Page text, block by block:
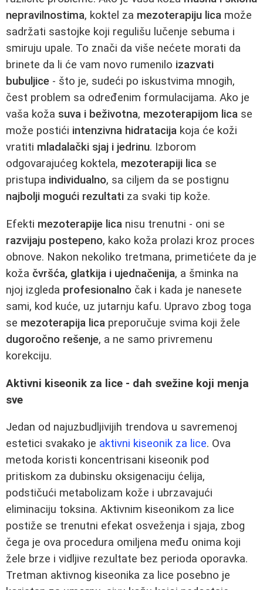
nepravilnostima, koktel za mezoterapiju lica može
sadržati sastojke koji regulišu lučenje sebuma i
smiruju upale. To znači da više nećete morati da
brinete da li će vam novo rumenilo izazvati
bubuljice - što je, sudeći po iskustvima mnogih,
čest problem sa određenim formulacijama. Ako je
vaša koža suva i beživotna, mezoterapijom lica se
može postići intenzivna hidratacija koja će koži
vratiti mladalački sjaj i jedrinu. Izborom
odgovarajućeg koktela, mezoterapiji lica se
pristupa individualno, sa ciljem da se postignu
najbolji mogući rezultati za svaki tip kože.
Efekti mezoterapije lica nisu trenutni - oni se
razvijaju postepeno, kako koža prolazi kroz proces
obnove. Nakon nekoliko tretmana, primetićete da je
koža čvršća, glatkija i ujednačenija, a šminka na
njoj izgleda profesionalno čak i kada je nanesete
sami, kod kuće, uz jutarnju kafu. Upravo zbog toga
se mezoterapija lica preporučuje svima koji žele
dugoročno rešenje, a ne samo privremenu
korekciju.
Aktivni kiseonik za lice - dah svežine koji menja
sve
Jedan od najuzbudljivijih trendova u savremenoj
estetici svakako je aktivni kiseonik za lice. Ova
metoda koristi koncentrisani kiseonik pod
pritiskom za dubinsku oksigenaciju ćelija,
podstičući metabolizam kože i ubrzavajući
eliminaciju toksina. Aktivnim kiseonikom za lice
postiže se trenutni efekat osveženja i sjaja, zbog
čega je ova procedura omiljena među onima koji
žele brze i vidljive rezultate bez perioda oporavka.
Tretman aktivnog kiseonika za lice posebno je